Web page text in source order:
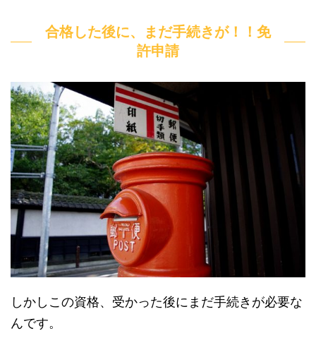
合格した後に、まだ手続きが！！免
許申請
しかしこの資格、受かった後にまだ手続きが必要な
んです。